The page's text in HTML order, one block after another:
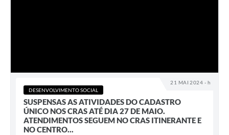
21 MAI 2024 - h
DESENVOLVIMENTO SOCIAL
SUSPENSAS AS ATIVIDADES DO CADASTRO
ÚNICO NOS CRAS ATÉ DIA 27 DE MAIO.
ATENDIMENTOS SEGUEM NO CRAS ITINERANTE E
NO CENTRO...